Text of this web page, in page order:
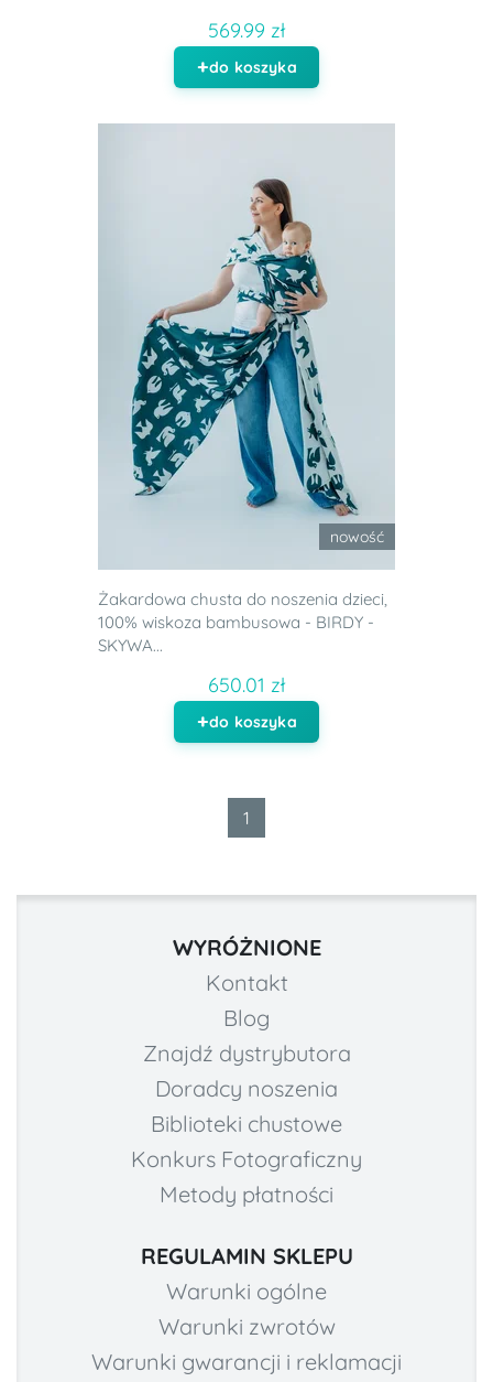
569.99 zł
do koszyka
nowość
Żakardowa chusta do noszenia dzieci,
100% wiskoza bambusowa - BIRDY -
SKYWA...
650.01 zł
do koszyka
1
WYRÓŻNIONE
Kontakt
Blog
Znajdź dystrybutora
Doradcy noszenia
Biblioteki chustowe
Konkurs Fotograficzny
Metody płatności
REGULAMIN SKLEPU
Warunki ogólne
Warunki zwrotów
Warunki gwarancji i reklamacji